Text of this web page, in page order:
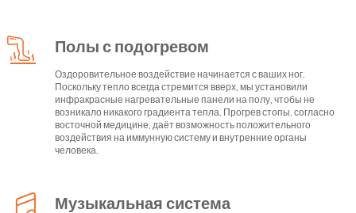
Полы с подогревом
Оздоровительное воздействие начинается с ваших ног.
Поскольку тепло всегда стремится вверх, мы установили
инфракрасные нагревательные панели на полу, чтобы не
возникало никакого градиента тепла. Прогрев стопы, согласно
восточной медицине, даёт возможность положительного
воздействия на иммунную систему и внутренние органы
человека.
Музыкальная система